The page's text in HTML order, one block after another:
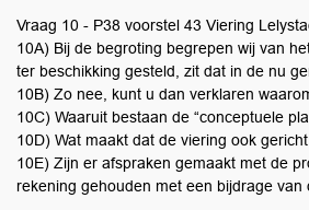
Vraag 10 - P38 voorstel 43 Viering
10A) Bij de begroting begrepen wij van
ter beschikking gesteld, zit dat in de nu
10B) Zo nee, kunt u dan verklaren
10C) Waaruit bestaan de “conceptuele
10D) Wat maakt dat de viering ook
10E) Zijn er afspraken gemaakt met de
rekening gehouden met een bijdrage